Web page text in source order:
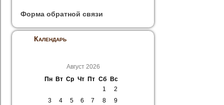
Форма обратной связи
Календарь
Август 2026
Пн
Вт Ср Чт Пт Сб
Вс
1
2
3
4 5 6 7 8
9